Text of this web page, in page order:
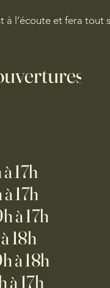
à l’écoute et fera tout
17h
17h
à 17h
18h
à 18h
à 17h